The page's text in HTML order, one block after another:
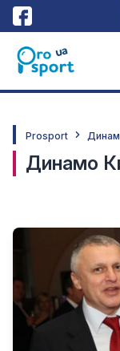
Prosport
Динамо